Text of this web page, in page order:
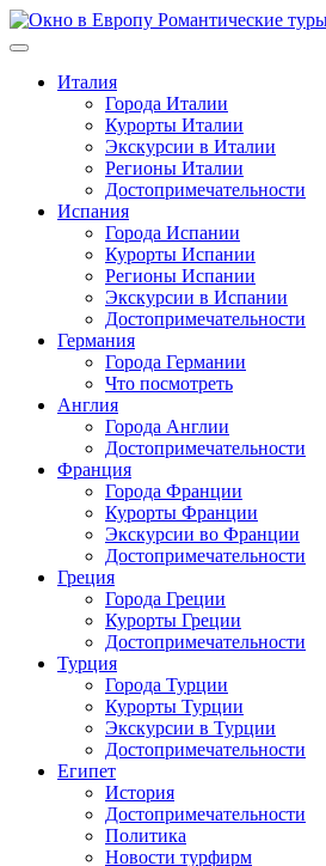
Перейти
к
Италия
Города Италии
Курорты Италии
Экскурсии в Италии
Регионы Италии
Достопримечательности
Испания
Города Испании
Курорты Испании
Регионы Испании
Экскурсии в Испании
Достопримечательности
Германия
Города Германии
Что посмотреть
Англия
Города Англии
Достопримечательности
Франция
Города Франции
Курорты Франции
Экскурсии во Франции
Достопримечательности
Греция
Города Греции
Курорты Греции
Достопримечательности
Турция
Города Турции
Курорты Турции
Экскурсии в Турции
Достопримечательности
Египет
История
Достопримечательности
Политика
Новости турфирм